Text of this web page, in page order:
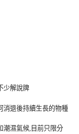
少解說牌
消退後持續生長的物種
潮濕氣候,目前只限分